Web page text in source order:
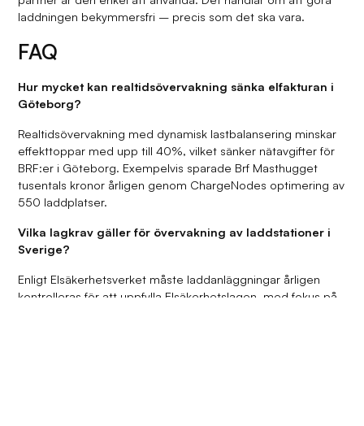
laddningen bekymmersfri – precis som det ska vara.
FAQ
Hur mycket kan realtidsövervakning sänka elfakturan i
Göteborg?
Realtidsövervakning med dynamisk lastbalansering minskar
effekttoppar med upp till 40%, vilket sänker nätavgifter för
BRF:er i Göteborg. Exempelvis sparade Brf Masthugget
tusentals kronor årligen genom ChargeNodes optimering av
550 laddplatser.
Vilka lagkrav gäller för övervakning av laddstationer i
Sverige?
Enligt Elsäkerhetsverket måste laddanläggningar årligen
kontrolleras för att uppfylla Elsäkerhetslagen, med fokus på